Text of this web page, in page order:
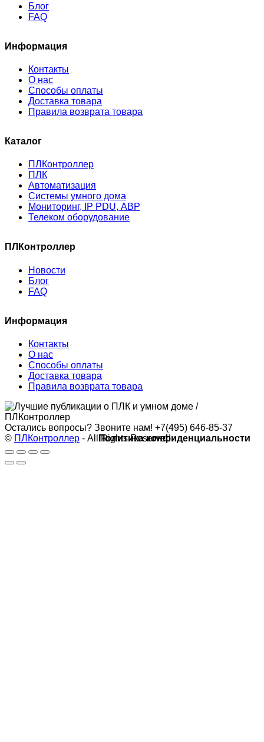
Блог
FAQ
Информация
Контакты
О нас
Способы оплаты
Доставка товара
Правила возврата товара
Каталог
ПЛКонтроллер
ПЛК
Автоматизация
Системы умного дома
Мониторинг, IP PDU, АВР
Телеком оборудование
ПЛКонтроллер
Новости
Блог
FAQ
Информация
Контакты
О нас
Способы оплаты
Доставка товара
Правила возврата товара
Остались вопросы? Звоните нам! +7(495) 646-85-37
© ПЛКонтроллер - All Rights Reserved
Политика конфиденциальности